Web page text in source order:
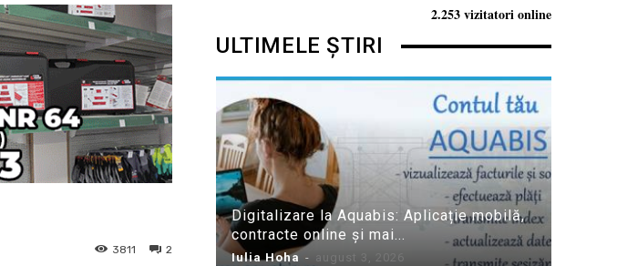
2
3811
2.253 vizitatori online
ULTIMELE ȘTIRI
Digitalizare la Aquabis: Aplicație mobilă,
contracte online și mai...
Iulia Hoha - august 3, 2026